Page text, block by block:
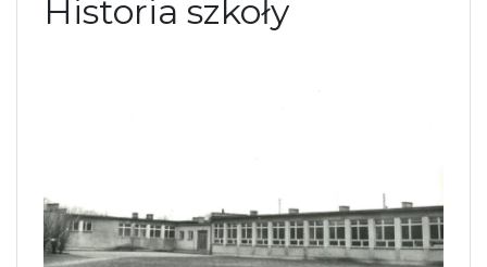
Historia szkoły